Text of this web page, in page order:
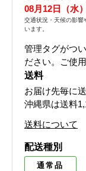
08月12日（水
交通状況・天候の影響
います。
管理タグがつ
ださい。ご使
送料
お届け先毎に
沖縄県は送料
送料について
配送種別
通常品